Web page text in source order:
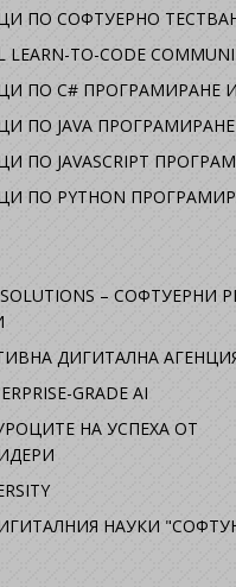
ПО СОФТУЕРНО
LEARN-TO-CODE
ПО C# ПРОГРАМИРАНЕ И
ПО JAVA ПРОГРАМИРАНЕ
ПО JAVASCRIPT
ПО PYTHON
SOLUTIONS – СОФТУЕРНИ
ДИГИТАЛНА
GRADE AI
УРОЦИТЕ НА УСПЕХА ОТ
НАУКИ